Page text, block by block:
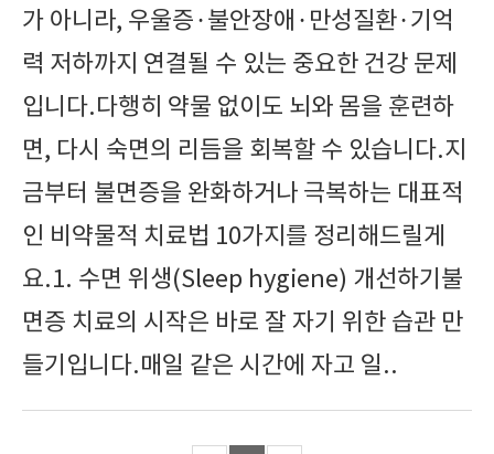
가 아니라, 우울증·불안장애·만성질환·기억
력 저하까지 연결될 수 있는 중요한 건강 문제
입니다.다행히 약물 없이도 뇌와 몸을 훈련하
면, 다시 숙면의 리듬을 회복할 수 있습니다.지
금부터 불면증을 완화하거나 극복하는 대표적
인 비약물적 치료법 10가지를 정리해드릴게
요.1. 수면 위생(Sleep hygiene) 개선하기불
면증 치료의 시작은 바로 잘 자기 위한 습관 만
들기입니다.매일 같은 시간에 자고 일..